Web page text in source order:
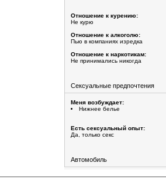
Отношение к курению:
Не курю
Отношение к алкоголю:
Пью в компаниях изредка
Отношение к наркотикам:
Не принимались никогда
Сексуальные предпочтения
Меня возбуждает:
Нижнее белье
Есть сексуальный опыт:
Да, только секс
Автомобиль